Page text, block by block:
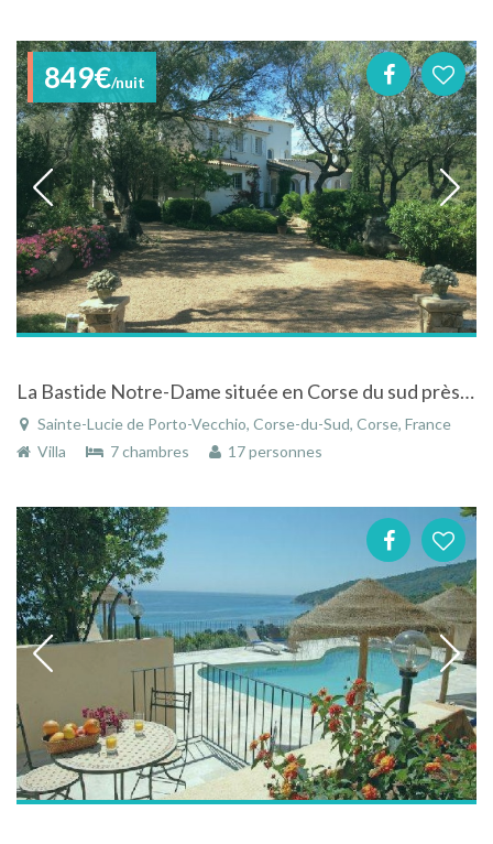
849€/nuit
La Bastide Notre-Dame située en Corse du sud près de Porto-Vecchio
Sainte-Lucie de Porto-Vecchio, Corse-du-Sud, Corse, France
Villa
7 chambres 17 personnes